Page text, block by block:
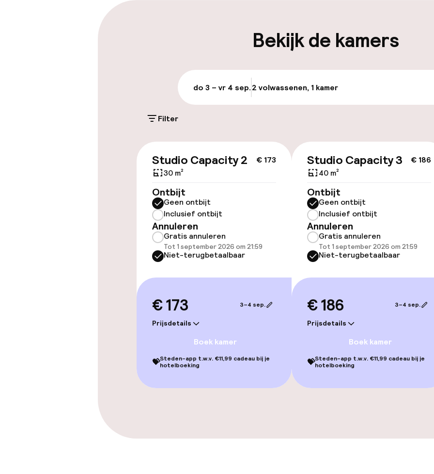
Toegankelijkheid
Lift
Entertainment
TV lounge
Schoonmaakvoorzieningen
Zakelijke faciliteiten
Vergaderruimte
Beleid
Bekijk de kamers
do 3 – vr 4 sep.2 volwassenen, 1 kamer
Filter
€ 173
Studio Capacity 2
30 m²
Ontbijt
Geen ontbijt
Inclusief ontbijt
Annuleren
Gratis annuleren
Tot 1 september 2026 om 21:59
Niet-terugbetaalbaar
€ 173
Prijsdetails
3–4 sep.
Boek kamer
💝Steden-app t.w.v. €11,99 cadeau bij je
hotelboeking
€ 186
Studio Capacity 3
40 m²
Ontbijt
Geen ontbijt
Inclusief ontbijt
Annuleren
Gratis annuleren
Tot 1 september 2026 om 21:59
Niet-terugbetaalbaar
€ 186
Prijsdetails
3–4 sep.
Boek kamer
💝Steden-app t.w.v. €11,99 cadeau bij je
hotelboeking